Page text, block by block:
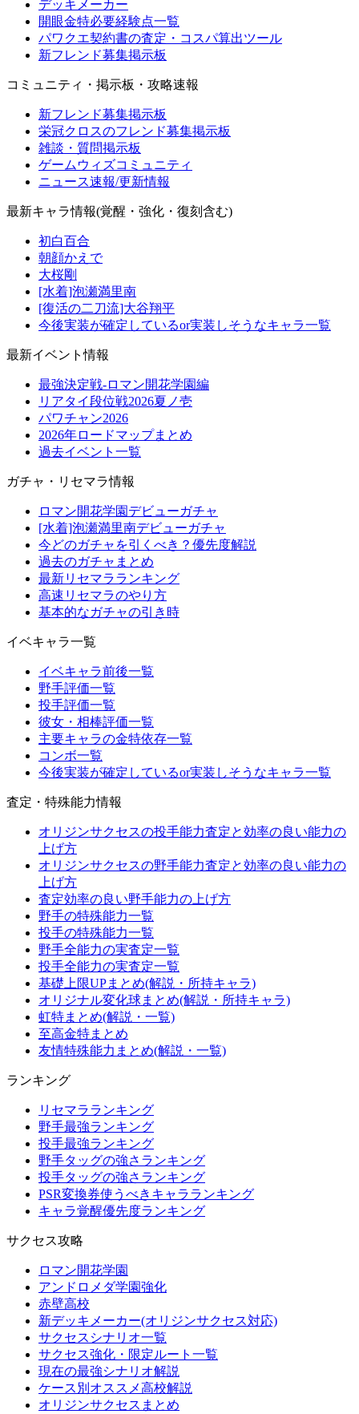
デッキメーカー
開眼金特必要経験点一覧
パワクエ契約書の査定・コスパ算出ツール
新フレンド募集掲示板
コミュニティ・掲示板・攻略速報
新フレンド募集掲示板
栄冠クロスのフレンド募集掲示板
雑談・質問掲示板
ゲームウィズコミュニティ
ニュース速報/更新情報
最新キャラ情報(覚醒・強化・復刻含む)
初白百合
朝顔かえで
大桜剛
[水着]泡瀬満里南
[復活の二刀流]大谷翔平
今後実装が確定しているor実装しそうなキャラ一覧
最新イベント情報
最強決定戦-ロマン開花学園編
リアタイ段位戦2026夏ノ壱
パワチャン2026
2026年ロードマップまとめ
過去イベント一覧
ガチャ・リセマラ情報
ロマン開花学園デビューガチャ
[水着]泡瀬満里南デビューガチャ
今どのガチャを引くべき？優先度解説
過去のガチャまとめ
最新リセマラランキング
高速リセマラのやり方
基本的なガチャの引き時
イベキャラ一覧
イベキャラ前後一覧
野手評価一覧
投手評価一覧
彼女・相棒評価一覧
主要キャラの金特依存一覧
コンボ一覧
今後実装が確定しているor実装しそうなキャラ一覧
査定・特殊能力情報
オリジンサクセスの投手能力査定と効率の良い能力の
上げ方
オリジンサクセスの野手能力査定と効率の良い能力の
上げ方
査定効率の良い野手能力の上げ方
野手の特殊能力一覧
投手の特殊能力一覧
野手全能力の実査定一覧
投手全能力の実査定一覧
基礎上限UPまとめ(解説・所持キャラ)
オリジナル変化球まとめ(解説・所持キャラ)
虹特まとめ(解説・一覧)
至高金特まとめ
友情特殊能力まとめ(解説・一覧)
ランキング
リセマラランキング
野手最強ランキング
投手最強ランキング
野手タッグの強さランキング
投手タッグの強さランキング
PSR変換券使うべきキャラランキング
キャラ覚醒優先度ランキング
サクセス攻略
ロマン開花学園
アンドロメダ学園強化
赤壁高校
新デッキメーカー(オリジンサクセス対応)
サクセスシナリオ一覧
サクセス強化・限定ルート一覧
現在の最強シナリオ解説
ケース別オススメ高校解説
オリジンサクセスまとめ